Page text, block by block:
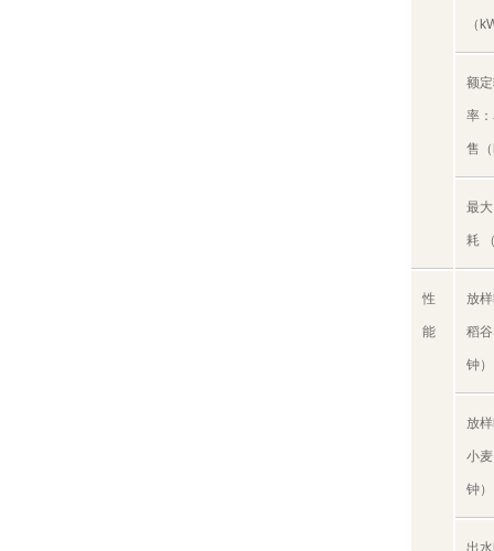
（
额
率
售
最
耗
性
能
放
稻
钟）
放
小
钟）
出